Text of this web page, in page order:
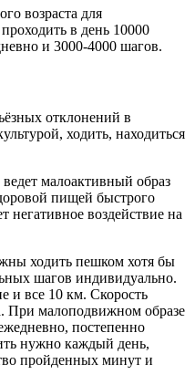
возраста для
в день 10000
и 3000-4000 шагов.
отклонений в
ходить, находиться
малоактивный образ
пищей быстрого
негативное воздействие на
ходить пешком хотя бы
шагов индивидуально.
и все 10 км. Скорость
При малоподвижном образе
постепенно
нужно каждый день,
пройденных минут и